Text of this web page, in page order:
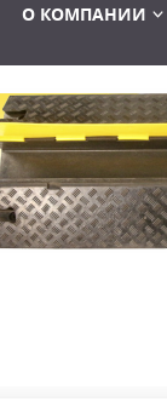
аппаратура
Страховка
О КОМПАНИИ